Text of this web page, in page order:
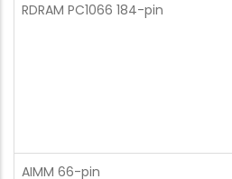
RDRAM PC1066 184-pin
AIMM 66-pin